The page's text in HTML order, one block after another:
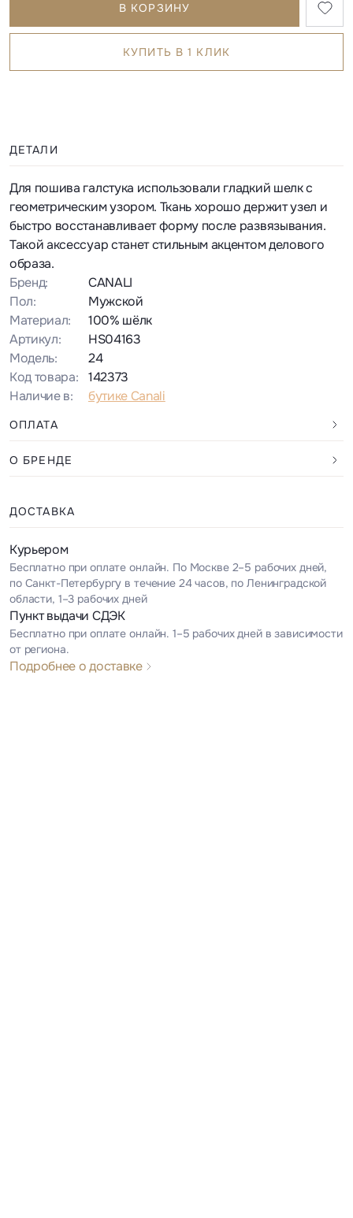
В КОРЗИНУ
КУПИТЬ В 1 КЛИК
ДЕТАЛИ
Для пошива галстука использовали гладкий шелк с
геометрическим узором. Ткань хорошо держит узел и
быстро восстанавливает форму после развязывания.
Такой аксессуар станет стильным акцентом делового
образа.
Бренд:
CANALI
Пол:
Мужской
Материал:
100% шёлк
Артикул:
HS04163
Модель:
24
Код товара:
142373
Наличие в:
бутике Canali
ОПЛАТА
О БРЕНДЕ
ДОСТАВКА
Курьером
Бесплатно при оплате онлайн. По Москве 2–5 рабочих дней,
по Санкт-Петербургу в течение 24 часов, по Ленинградской
области, 1–3 рабочих дней
Пункт выдачи СДЭК
Бесплатно при оплате онлайн. 1–5 рабочих дней в зависимости
от региона.
Подробнее о доставке